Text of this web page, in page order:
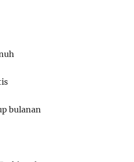
bulanan